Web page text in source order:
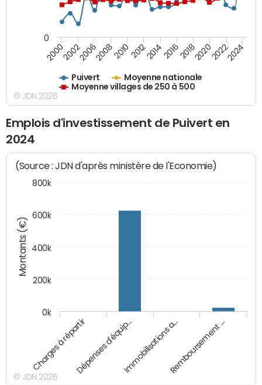
Puivert
Moyenne nationale
Moyenne villages de 250 à 500
200020022006200820102012201420162018202020222024
0
© JDN 2026
Emplois d'investissement de Puivert en
2024
Montants (€)
(Source : JDN d'après ministère de l'Economie)
Charges à répartirDépenses d'équip…Immobilisations a…Remboursement …
0k
200k
400k
600k
800k
© JDN 2026